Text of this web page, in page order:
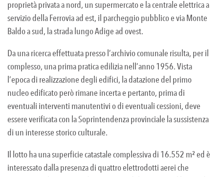
proprietà privata a nord, un supermercato e la centrale elettrica a
servizio della Ferrovia ad est, il parcheggio pubblico e via Monte
Baldo a sud, la strada lungo Adige ad ovest.
Da una ricerca effettuata presso l’archivio comunale risulta, per il
complesso, una prima pratica edilizia nell’anno 1956. Vista
l’epoca di realizzazione degli edifici, la datazione del primo
nucleo edificato però rimane incerta e pertanto, prima di
eventuali interventi manutentivi o di eventuali cessioni, deve
essere verificata con la Soprintendenza provinciale la sussistenza
di un interesse storico culturale.
Il lotto ha una superficie catastale complessiva di 16.552 m² ed è
interessato dalla presenza di quattro elettrodotti aerei che